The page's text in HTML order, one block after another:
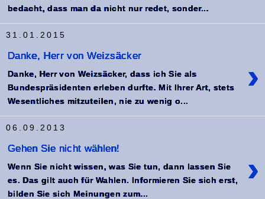
bedacht, dass man da nicht nur redet, sonder...
31.01.2015
Danke, Herr von Weizsäcker
›
Danke, Herr von Weizsäcker, dass ich Sie als
Bundespräsidenten erleben durfte. Mit Ihrer Art, stets
Wesentliches mitzuteilen, nie zu wenig o...
06.09.2013
Gehen Sie nicht wählen!
›
Wenn Sie nicht wissen, was Sie tun, dann lassen Sie
es. Das gilt auch für Wahlen. Informieren Sie sich erst,
bilden Sie sich Meinungen zum...